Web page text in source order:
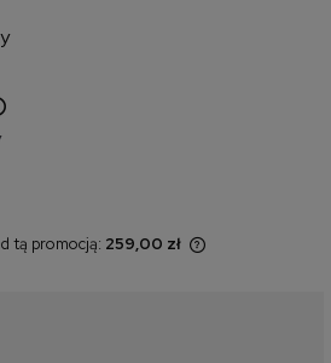
kosztów płatności
tą promocją: 259,00 zł